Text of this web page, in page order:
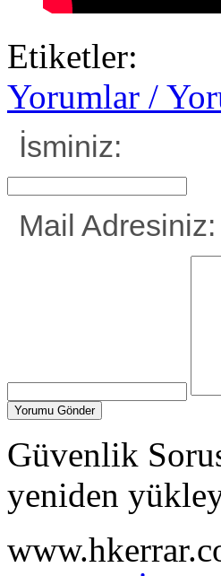
Etiketler:
Yorumlar /
İsminiz:
Mail Adresiniz:
Güvenlik
yeniden